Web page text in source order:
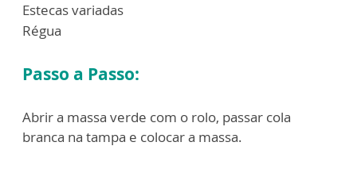
Estecas variadas
Régua
Passo a Passo:
Abrir a massa verde com o rolo, passar cola
branca na tampa e colocar a massa.